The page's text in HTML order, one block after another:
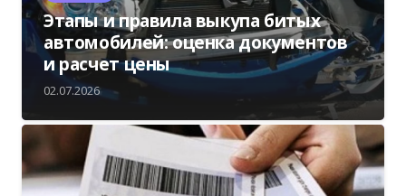
Этапы и правила выкупа битых
автомобилей: оценка документов
и расчет цены
02.07.2026